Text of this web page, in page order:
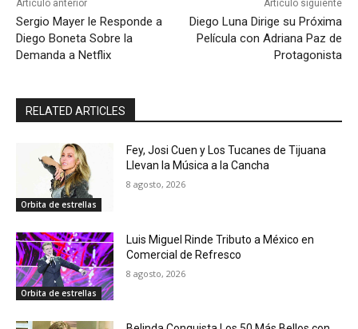
Artículo anterior
Sergio Mayer le Responde a
Diego Boneta Sobre la
Demanda a Netflix
Artículo siguiente
Diego Luna Dirige su Próxima
Película con Adriana Paz de
Protagonista
RELATED ARTICLES
Orbita de estrellas
Fey, Josi Cuen y Los Tucanes de Tijuana
Llevan la Música a la Cancha
8 agosto, 2026
Orbita de estrellas
Luis Miguel Rinde Tributo a México en
Comercial de Refresco
8 agosto, 2026